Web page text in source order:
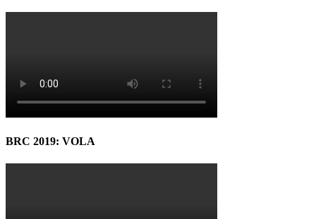
BRC 2019: VOLA